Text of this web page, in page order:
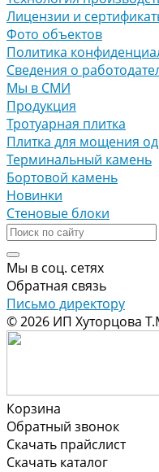
Лицензии и
Фото объектов
Политика
Сведения о
Мы в СМИ
Продукция
Тротуарная плитка
Плитка для мощения
Терминальный камень
Бортовой камень
Новинки
Стеновые блоки
Мы в соц. сетях
Обратная связь
Письмо директору
© 2026 ИП Хуторцова
Корзина
Обратный звонок
Скачать прайслист
Скачать каталог